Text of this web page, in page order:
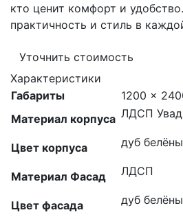
кто ценит комфорт и
практичность и стиль в
Уточнить стоимость
Характеристики
Габариты
1200 ×
Материал корпуса ЛДСП
Цвет корпуса дуб
Материал Фасад ЛДСП
Цвет фасада дуб